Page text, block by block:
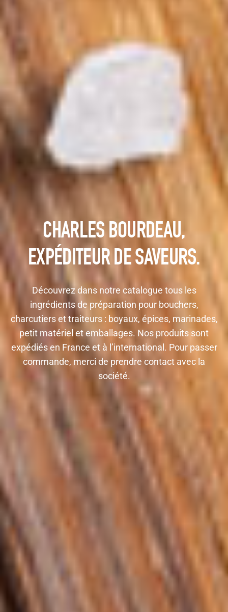
CHARLES BOURDEAU,
EXPÉDITEUR DE SAVEURS.
Découvrez dans notre catalogue tous les
ingrédients de préparation pour bouchers,
charcutiers et traiteurs : boyaux, épices, marinades,
petit matériel et emballages. Nos produits sont
expédiés en France et à l’international. Pour passer
commande, merci de prendre contact avec la
société.